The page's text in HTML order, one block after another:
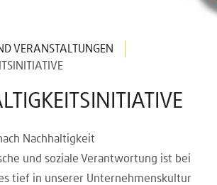
VERANSTALTUNGEN
Nachhaltigkeit
und soziale Verantwortung ist bei
tief in unserer Unternehmenskultur